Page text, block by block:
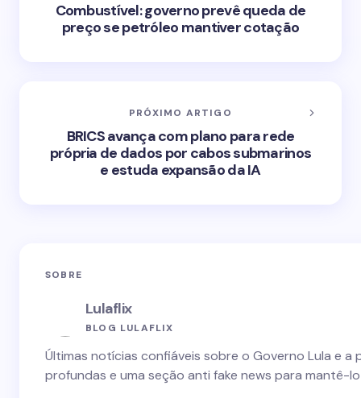
Combustível: governo prevê queda de
preço se petróleo mantiver cotação
PRÓXIMO ARTIGO
BRICS avança com plano para rede
própria de dados por cabos submarinos
e estuda expansão da IA
SOBRE
Lulaflix
BLOG LULAFLIX
Últimas notícias confiáveis sobre o Governo Lula e
profundas e uma seção anti fake news para mantê-